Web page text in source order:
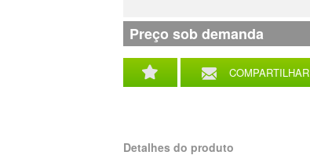
COMPARTILHAR
Preço sob demanda
Detalhes do produto